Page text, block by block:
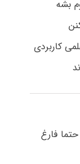
بشه
کاربردی
چشم حتما فارغ